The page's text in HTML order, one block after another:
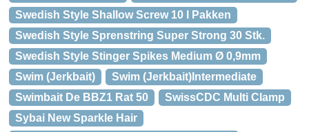
Swedish Style Shallow Screw 10 I Pakken
Swedish Style Sprenstring Super Strong 30 Stk.
Swedish Style Stinger Spikes Medium Ø 0,9mm
Swim (Jerkbait)
Swim (Jerkbait)Intermediate
Swimbait De BBZ1 Rat 50
SwissCDC Multi Clamp
Sybai New Sparkle Hair